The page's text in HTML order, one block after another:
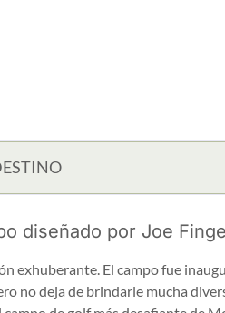
diseñado por Joe
exhuberante. El campo fue
no deja de brindarle mucha